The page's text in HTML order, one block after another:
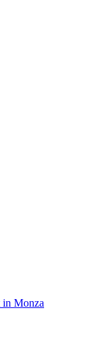
in Monza